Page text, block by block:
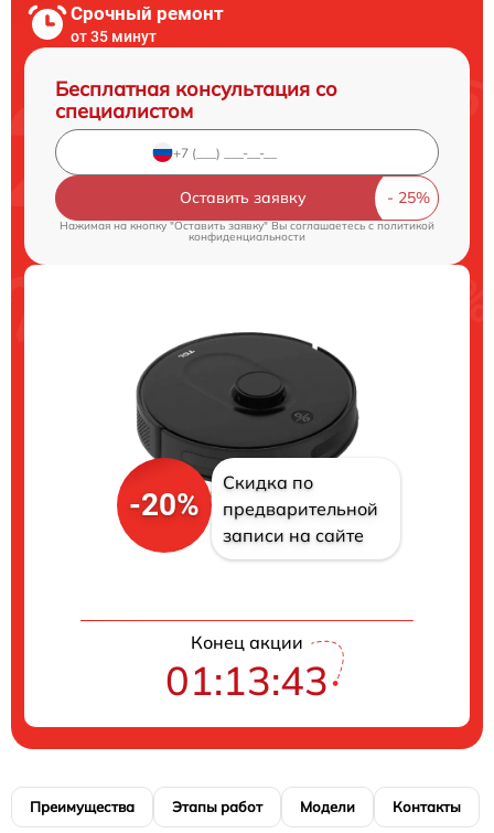
Срочный ремонт
от 35 минут
Бесплатная консультация со
специалистом
Оставить заявку
Нажимая на кнопку "Оставить заявку" Вы соглашаетесь cполитикой
конфиденциальности
-20%
Скидка по
предварительной
записи на сайте
Конец акции
01:13:42
Преимущества Этапы работ Модели Контакты